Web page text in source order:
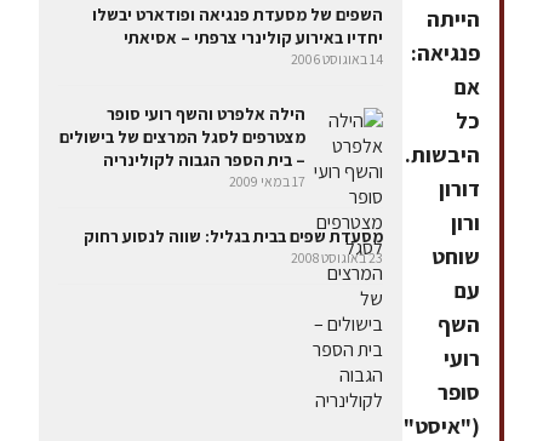
הייתה
פנגיאה:
אם
כל
היבשות.
דורון
ורון
שוחט
עם
השף
רועי
סופר
("איסט"
השפים של מסעדת פנגיאה ופודארט יבשלו
יחדיו באירוע קולינרי צרפתי – אסיאתי
14 באוגוסט 2006
הילה אלפרט והשף רועי סופר
מצטרפים לסגל המרצים של בישולים
– בית הספר הגבוה לקולינריה
17 במאי 2009
מסעדת שפים בבית בגליל: שווה לנסוע רחוק
23 באוגוסט 2008